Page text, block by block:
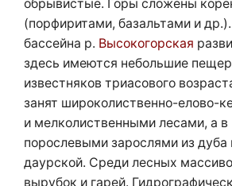
обрывистые. Горы сложены
(порфиритами, базальтами и
бассейна р. Высокогорская
здесь имеются небольшие
известняков триасового
занят широколиственно-елово-
и мелколиственными лесами, а
порослевыми зарослями из дуба
даурской. Среди лесных
вырубок и гарей.